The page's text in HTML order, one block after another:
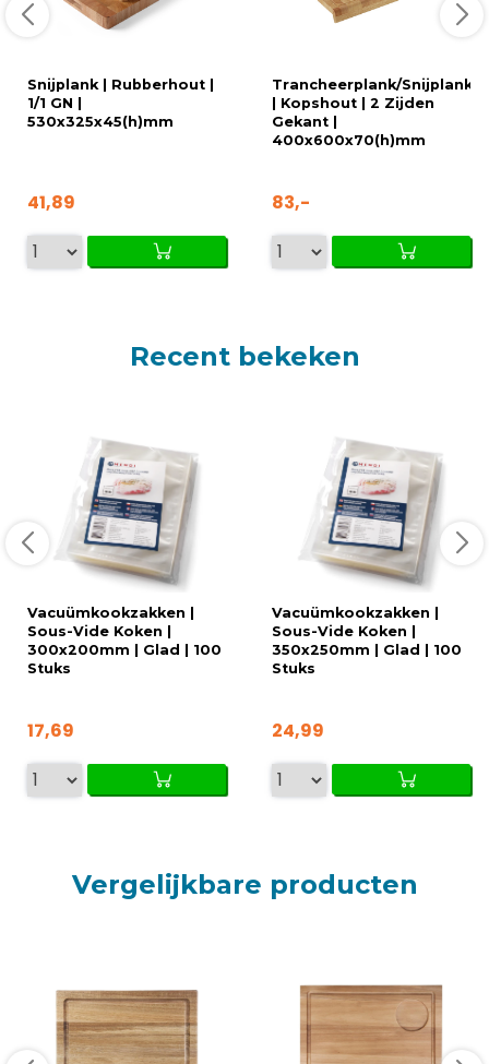
Snijplank | Rubberhout |
1/1 GN |
530x325x45(h)mm
41,89
Trancheerplank/Snijplank
| Kopshout | 2 Zijden
Gekant |
400x600x70(h)mm
83,-
Recent bekeken
Vacuümkookzakken |
Sous-Vide Koken |
300x200mm | Glad | 100
Stuks
17,69
Vacuümkookzakken |
Sous-Vide Koken |
350x250mm | Glad | 100
Stuks
24,99
Vergelijkbare producten